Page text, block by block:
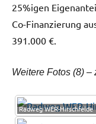
25%igen
Co-Finanzierung
391.000 €.
Weitere Fotos (8)
Radweg WER-Hirschfelde